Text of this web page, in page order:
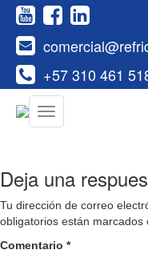
+57 310 461
Deja una
Tu dirección de correo
obligatorios están marcados
Comentario *